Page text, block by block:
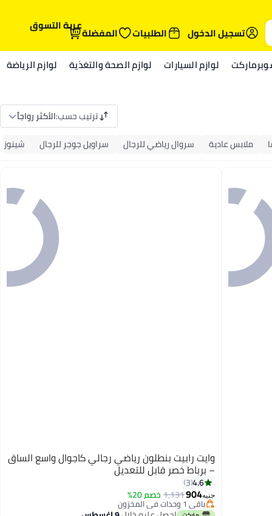
تسجيل الدخول
الطلبيات المفضلةعربة التسوق
لوازم السيارات لوازم الصحة والتغذية لوازم الرياضة
ترتيب حسب:الأكثر رواجاً
ملابس عادية سروال رياضي للرجال سراويل جوجر للرجال شينوز
وايت رابيت بنطلون رياضي رجالي كاجوال واسع الساق
– برباط خصر قابل للتعديل
4.6
3
جنيه904
1,131 خصم 20%
#2 في بنطلونات رياضية للرجال
توصيل مجاني
باقي 1 وحدات في المخزون
تم بيع +10 مؤخرًا